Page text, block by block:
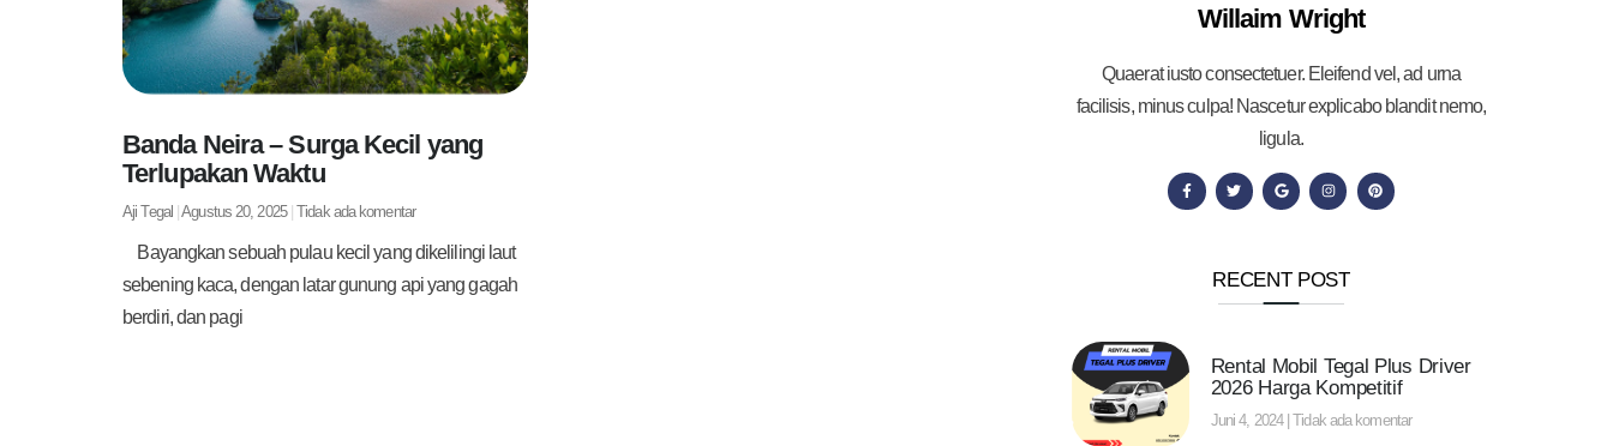
Banda Neira – Surga Kecil yang
Terlupakan Waktu
Aji Tegal Agustus 20, 2025 Tidak ada komentar
Bayangkan sebuah pulau kecil yang dikelilingi laut
sebening kaca, dengan latar gunung api yang gagah
berdiri, dan pagi
Willaim Wright
Quaerat iusto consectetuer. Eleifend vel, ad urna
facilisis, minus culpa! Nascetur explicabo blandit nemo,
ligula.
RECENT POST
Rental Mobil Tegal Plus Driver
2026 Harga Kompetitif
Juni 4, 2024 Tidak ada komentar